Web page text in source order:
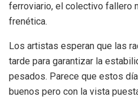
ferroviario, el colectivo fallero
frenética.
Los artistas esperan que las
tarde para garantizar la
pesados. Parece que estos
buenos pero con la vista